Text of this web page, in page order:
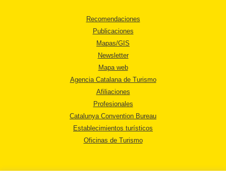
Recomendaciones
Publicaciones
Mapas/GIS
Newsletter
Mapa web
Agencia Catalana de Turismo
Afiliaciones
Profesionales
Catalunya Convention Bureau
Establecimientos turísticos
Oficinas de Turismo